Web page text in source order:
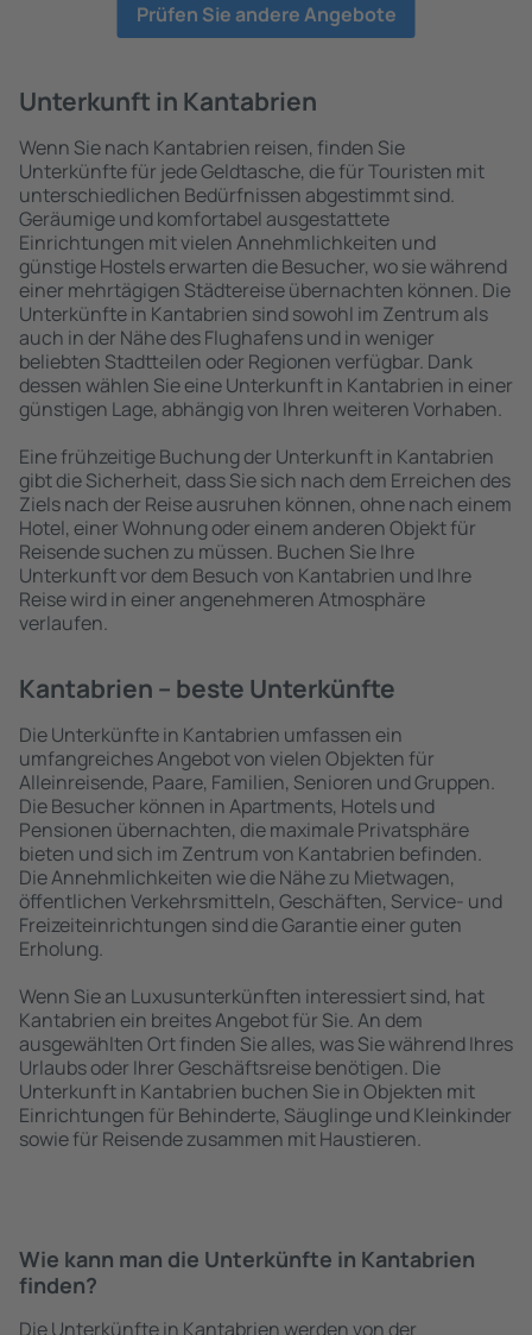
Prüfen Sie andere Angebote
Unterkunft in Kantabrien
Wenn Sie nach Kantabrien reisen, finden Sie
Unterkünfte für jede Geldtasche, die für Touristen mit
unterschiedlichen Bedürfnissen abgestimmt sind.
Geräumige und komfortabel ausgestattete
Einrichtungen mit vielen Annehmlichkeiten und
günstige Hostels erwarten die Besucher, wo sie während
einer mehrtägigen Städtereise übernachten können. Die
Unterkünfte in Kantabrien sind sowohl im Zentrum als
auch in der Nähe des Flughafens und in weniger
beliebten Stadtteilen oder Regionen verfügbar. Dank
dessen wählen Sie eine Unterkunft in Kantabrien in einer
günstigen Lage, abhängig von Ihren weiteren Vorhaben.
Eine frühzeitige Buchung der Unterkunft in Kantabrien
gibt die Sicherheit, dass Sie sich nach dem Erreichen des
Ziels nach der Reise ausruhen können, ohne nach einem
Hotel, einer Wohnung oder einem anderen Objekt für
Reisende suchen zu müssen. Buchen Sie Ihre
Unterkunft vor dem Besuch von Kantabrien und Ihre
Reise wird in einer angenehmeren Atmosphäre
verlaufen.
Kantabrien – beste Unterkünfte
Die Unterkünfte in Kantabrien umfassen ein
umfangreiches Angebot von vielen Objekten für
Alleinreisende, Paare, Familien, Senioren und Gruppen.
Die Besucher können in Apartments, Hotels und
Pensionen übernachten, die maximale Privatsphäre
bieten und sich im Zentrum von Kantabrien befinden.
Die Annehmlichkeiten wie die Nähe zu Mietwagen,
öffentlichen Verkehrsmitteln, Geschäften, Service- und
Freizeiteinrichtungen sind die Garantie einer guten
Erholung.
Wenn Sie an Luxusunterkünften interessiert sind, hat
Kantabrien ein breites Angebot für Sie. An dem
ausgewählten Ort finden Sie alles, was Sie während Ihres
Urlaubs oder Ihrer Geschäftsreise benötigen. Die
Unterkunft in Kantabrien buchen Sie in Objekten mit
Einrichtungen für Behinderte, Säuglinge und Kleinkinder
sowie für Reisende zusammen mit Haustieren.
Wie kann man die Unterkünfte in Kantabrien
finden?
Die Unterkünfte in Kantabrien werden von der